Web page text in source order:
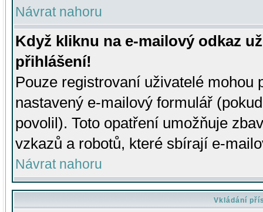
Návrat nahoru
Když kliknu na e-mailový odkaz
přihlášení!
Pouze registrovaní uživatelé mohou
nastavený e-mailový formulář
povolil). Toto opatření umožňuje
vzkazů a robotů, které sbírají e-
Návrat nahoru
Vkládání